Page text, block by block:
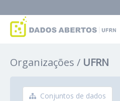
Grupos
Sobre
Organizações UFRN
Conjuntos de dados